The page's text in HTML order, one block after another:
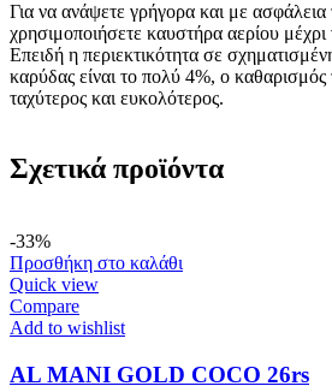
Για να ανάψετε γρήγορα και με
χρησιμοποιήσετε καυστήρα αερίου
Επειδή η περιεκτικότητα σε
καρύδας είναι το πολύ 4%, ο καθαρισμός
ταχύτερος και ευκολότερος.
Σχετικά προϊόντα
-33%
Προσθήκη στο καλάθι
Quick view
Compare
Add to wishlist
AL MANI GOLD COCO 26rs